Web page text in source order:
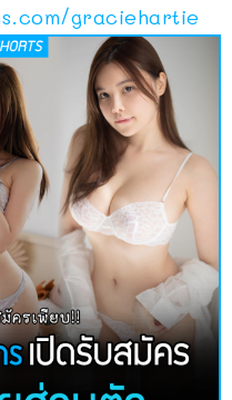
graciehartie